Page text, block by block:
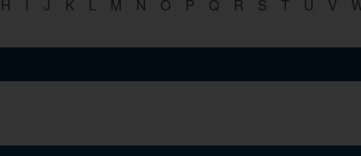
H I J K L M N O P Q R S T U V